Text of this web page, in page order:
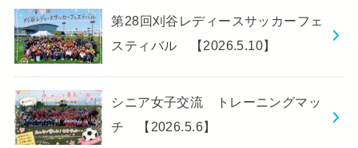
第28回刈谷レディースサッカーフェ
スティバル 【2026.5.10】
シニア女子交流 トレーニングマッ
チ 【2026.5.6】